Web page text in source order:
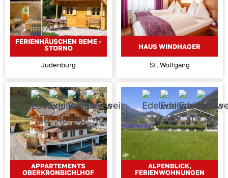
FERIENHÄUSCHEN BEME -
STORNO
Judenburg
HAUS WINDHAGER
St. Wolfgang
APPARTEMENTS
OBERKRONBICHLHOF
ALPENBLICK,
FERIENWOHNUNGEN